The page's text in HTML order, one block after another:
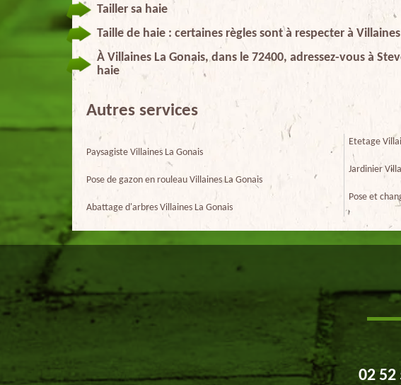
Tailler sa haie
Taille de haie : certaines règles sont à respecter à
À Villaines La Gonais, dans le 72400, adressez-vous à
haie
Autres services
Paysagiste Villaines La Gonais
Pose de gazon en rouleau Villaines La Gonais
Abattage d'arbres Villaines La Gonais
Etetage
Jardinier
Pose et
02 52